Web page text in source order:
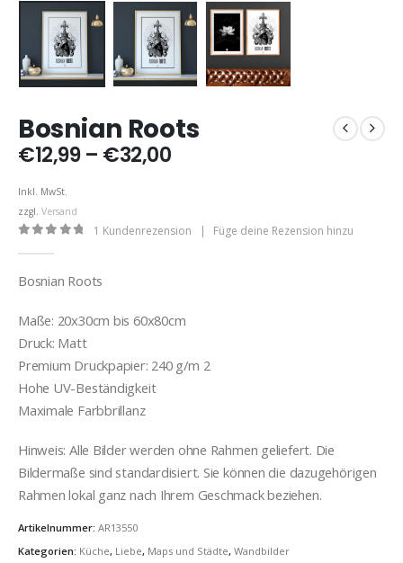
Bosnian Roots
€12,99 – €32,00Preisspanne:
Inkl. MwSt.
zzgl. Versand
1 Kundenrezension | Füge deine Rezension hinzu
Bosnian Roots
Maße: 20x30cm bis 60x80cm
Druck: Matt
Premium Druckpapier: 240 g/m 2
Hohe UV-Beständigkeit
Maximale Farbbrillanz
Hinweis: Alle Bilder werden ohne Rahmen geliefert. Die
Bildermaße sind standardisiert. Sie können die dazugehörigen
Rahmen lokal ganz nach Ihrem Geschmack beziehen.
Artikelnummer: AR13550
Kategorien: Küche, Liebe, Maps und Städte, Wandbilder